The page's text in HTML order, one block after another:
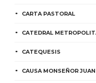
CARTA PASTORAL
CATEDRAL
CATEQUESIS
CAUSA MONSEÑOR